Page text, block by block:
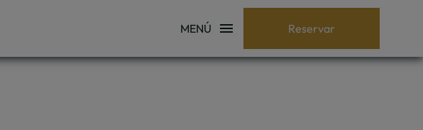
MENÚ Reservar